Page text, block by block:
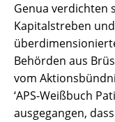
Genua verdichten
Kapitalstreben
Behörden aus
vom
‘APS-Weißbuch
ausgegangen,